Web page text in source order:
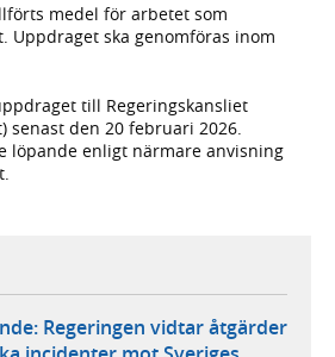
medel för arbetet som
Uppdraget ska genomföras inom
till Regeringskansliet
senast den 20 februari 2026.
löpande enligt närmare anvisning
Regeringen vidtar åtgärder